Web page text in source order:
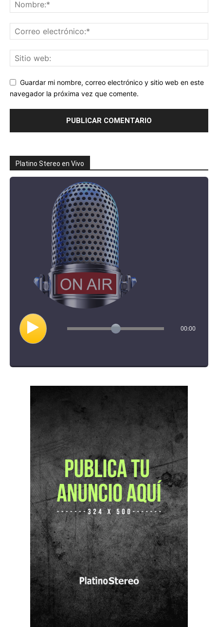
Guardar mi nombre, correo electrónico y sitio web en este
navegador la próxima vez que comente.
Platino Stereo en Vivo
00:00